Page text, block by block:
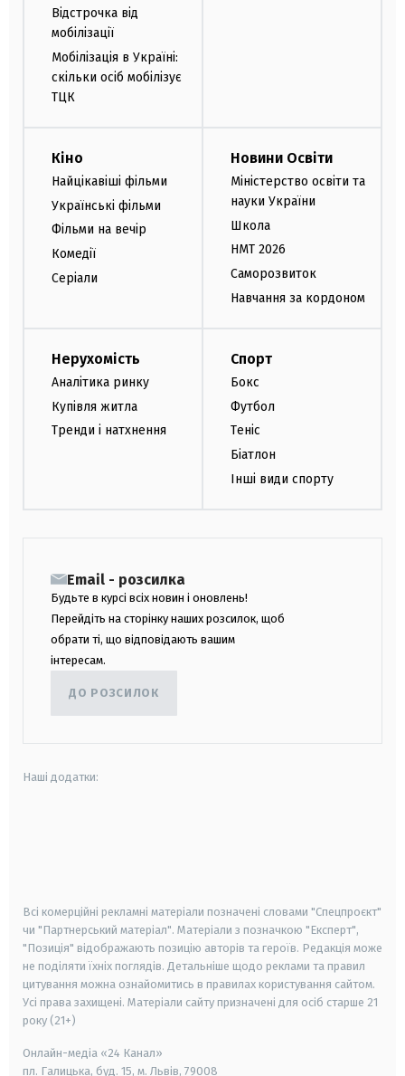
Відстрочка від
мобілізації
Мобілізація в Україні:
скільки осіб мобілізує
ТЦК
Кіно
Найцікавіші фільми
Українські фільми
Фільми на вечір
Комедії
Серіали
Новини Освіти
Міністерство освіти та
науки України
Школа
НМТ 2026
Саморозвиток
Навчання за кордоном
Нерухомість
Аналітика ринку
Купівля житла
Тренди і натхнення
Спорт
Бокс
Футбол
Теніс
Біатлон
Інші види спорту
Email - розсилка
Будьте в курсі всіх новин і оновлень!
Перейдіть на сторінку наших розсилок, щоб
обрати ті, що відповідають вашим
інтересам.
ДО РОЗСИЛОК
Наші додатки:
Всі комерційні рекламні матеріали позначені словами "Спецпроєкт"
чи "Партнерський матеріал". Матеріали з позначкою "Експерт",
"Позиція" відображають позицію авторів та героїв. Редакція може
не поділяти їхніх поглядів. Детальніше щодо реклами та правил
цитування можна ознайомитись в правилах користування сайтом.
Усі права захищені. Матеріали сайту призначені для осіб старше 21
року (21+)
Онлайн-медіа «24 Канал»
пл. Галицька, буд. 15, м. Львів, 79008